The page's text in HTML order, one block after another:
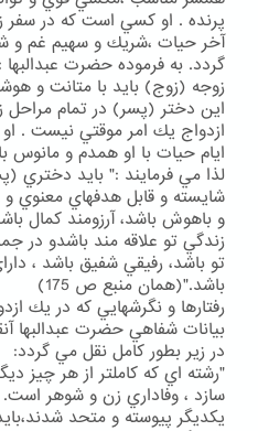
پرنده . او كسي است كه در سفر
آخر حيات ،شريك و سهيم غم و
گردد. به فرموده حضرت
زوجه (زوج) بايد با متانت و
اين دختر (پسر) در تمام مراحل
ازدواج يك امر موقتي نيست .
ايام حيات با او همدم و مانوس
لذا مي فرمايند :" بايد دختري
شايسته و قابل هدفهاي معنوي و
و باهوش باشد، آرزومند كمال
زندگي تو علاقه مند باشدو در
تو باشد، رفيقي شفيق باشد ،
باشد."(همان منبع ص 175)
رفتارها و نگرشهايي كه در يك
بيانات شفاهي حضرت عبدالبها
در زير بطور كامل نقل مي گردد:
"رشته اي كه كاملتر از هر چيز
سازد ، وفاداري زن و شوهر
يكديگر پيوسته و متحد